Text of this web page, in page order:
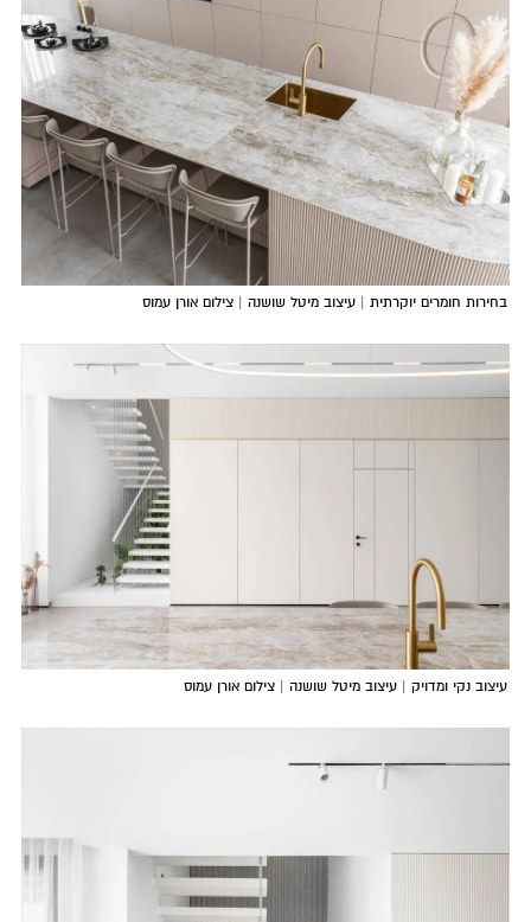
בחירות חומרים יוקרתית | עיצוב מיטל שושנה | צילום אורן עמוס
עיצוב נקי ומדויק | עיצוב מיטל שושנה | צילום אורן עמוס